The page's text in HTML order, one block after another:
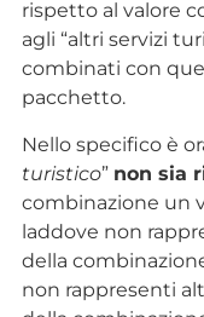
rispetto al valore
agli “altri servizi
combinati con
pacchetto.
Nello specifico è
turistico” non sia
combinazione un
laddove non
della
non rappresenti